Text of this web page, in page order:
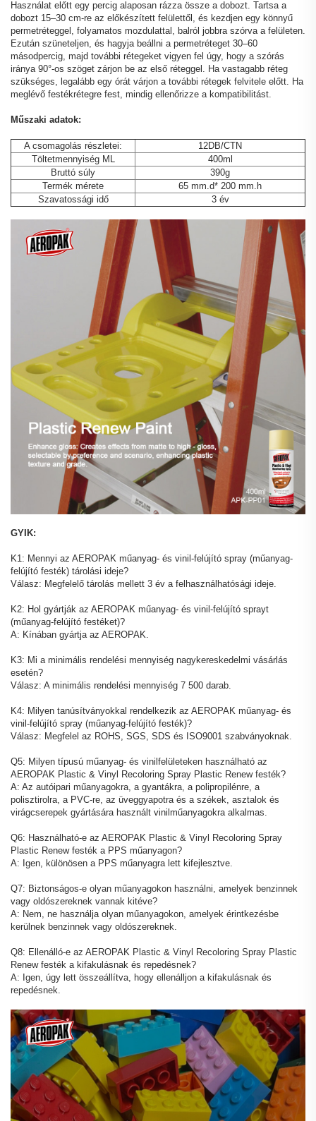
Használat előtt egy percig alaposan rázza össze a dobozt. Tartsa a
dobozt 15–30 cm-re az előkészített felülettől, és kezdjen egy könnyű
permetréteggel, folyamatos mozdulattal, balról jobbra szórva a felületen.
Ezután szüneteljen, és hagyja beállni a permetréteget 30–60
másodpercig, majd további rétegeket vigyen fel úgy, hogy a szórás
iránya 90°-os szöget zárjon be az első réteggel. Ha vastagabb réteg
szükséges, legalább egy órát várjon a további rétegek felvitele előtt. Ha
meglévő festékrétegre fest, mindig ellenőrizze a kompatibilitást.
Műszaki adatok:
A csomagolás részletei:
12DB/CTN
Töltetmennyiség ML
400ml
Bruttó súly
390g
Termék mérete
65 mm.d* 200 mm.h
Szavatossági idő
3 év
GYIK:
K1: Mennyi az AEROPAK műanyag- és vinil-felújító spray (műanyag-
felújító festék) tárolási ideje?
Válasz: Megfelelő tárolás mellett 3 év a felhasználhatósági ideje.
K2: Hol gyártják az AEROPAK műanyag- és vinil-felújító sprayt
(műanyag-felújító festéket)?
A: Kínában gyártja az AEROPAK.
K3: Mi a minimális rendelési mennyiség nagykereskedelmi vásárlás
esetén?
Válasz: A minimális rendelési mennyiség 7 500 darab.
K4: Milyen tanúsítványokkal rendelkezik az AEROPAK műanyag- és
vinil-felújító spray (műanyag-felújító festék)?
Válasz: Megfelel az ROHS, SGS, SDS és ISO9001 szabványoknak.
Q5: Milyen típusú műanyag- és vinilfelületeken használható az
AEROPAK Plastic & Vinyl Recoloring Spray Plastic Renew festék?
A: Az autóipari műanyagokra, a gyantákra, a polipropilénre, a
polisztirolra, a PVC-re, az üveggyapotra és a székek, asztalok és
virágcserepek gyártására használt vinilműanyagokra alkalmas.
Q6: Használható-e az AEROPAK Plastic & Vinyl Recoloring Spray
Plastic Renew festék a PPS műanyagon?
A: Igen, különösen a PPS műanyagra lett kifejlesztve.
Q7: Biztonságos-e olyan műanyagokon használni, amelyek benzinnek
vagy oldószereknek vannak kitéve?
A: Nem, ne használja olyan műanyagokon, amelyek érintkezésbe
kerülnek benzinnek vagy oldószereknek.
Q8: Ellenálló-e az AEROPAK Plastic & Vinyl Recoloring Spray Plastic
Renew festék a kifakulásnak és repedésnek?
A: Igen, úgy lett összeállítva, hogy ellenálljon a kifakulásnak és
repedésnek.